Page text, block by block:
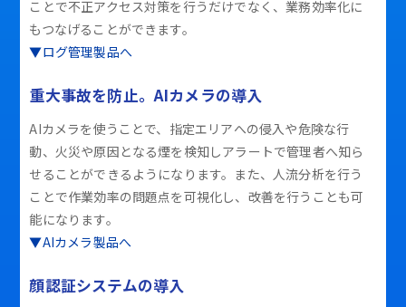
ことで不正アクセス対策を行うだけでなく、業務効率化に
もつなげることができます。
▼ログ管理製品へ
重大事故を防止。AIカメラの導入
AIカメラを使うことで、指定エリアへの侵入や危険な行
動、火災や原因となる煙を検知しアラートで管理者へ知ら
せることができるようになります。また、人流分析を行う
ことで作業効率の問題点を可視化し、改善を行うことも可
能になります。
▼AIカメラ製品へ
顔認証システムの導入